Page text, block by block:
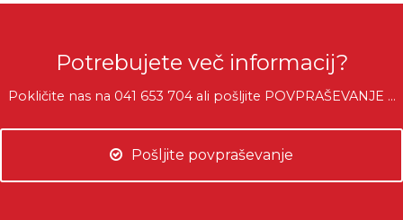
Potrebujete več informacij?
Pokličite nas na 041 653 704 ali pošljite POVPRAŠEVANJE ...
Pošljite povpraševanje